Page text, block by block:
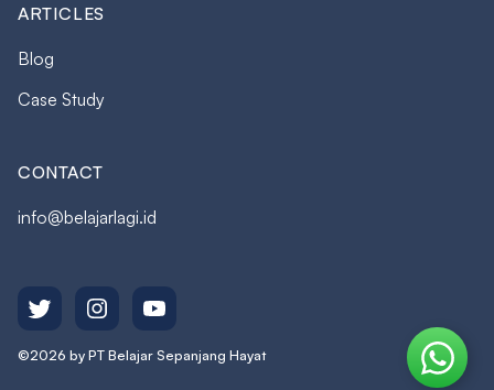
ARTICLES
Blog
Case Study
CONTACT
info@belajarlagi.id
©2026 by PT Belajar Sepanjang Hayat